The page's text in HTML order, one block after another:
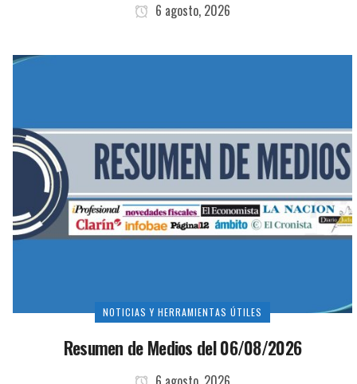
6 agosto, 2026
NOTICIAS Y HERRAMIENTAS ÚTILES
Resumen de Medios del 06/08/2026